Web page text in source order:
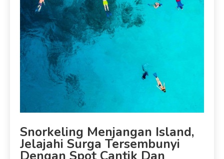
Snorkeling Menjangan Island,
Jelajahi Surga Tersembunyi